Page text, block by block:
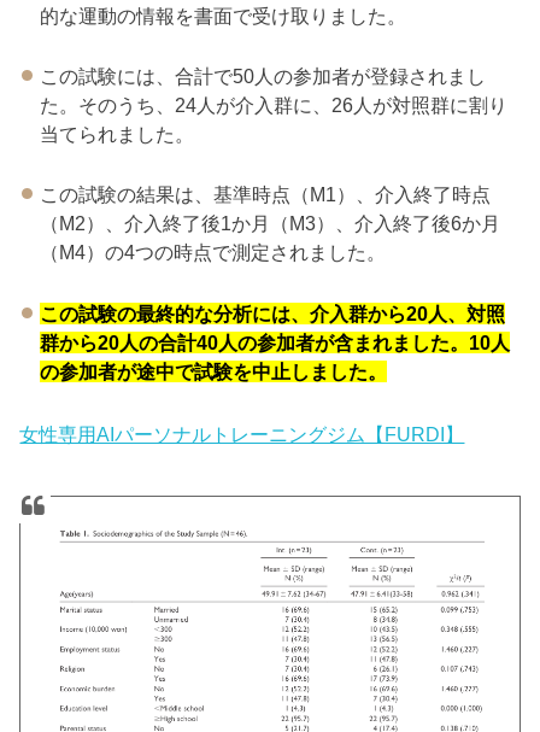
的な運動の情報を書面で受け取りました。
この試験には、合計で50人の参加者が登録されまし
た。そのうち、24人が介入群に、26人が対照群に割り
当てられました。
この試験の結果は、基準時点（M1）、介入終了時点
（M2）、介入終了後1か月（M3）、介入終了後6か月
（M4）の4つの時点で測定されました。
この試験の最終的な分析には、介入群から20人、対照
群から20人の合計40人の参加者が含まれました。10人
の参加者が途中で試験を中止しました。
女性専用AIパーソナルトレーニングジム【FURDI】